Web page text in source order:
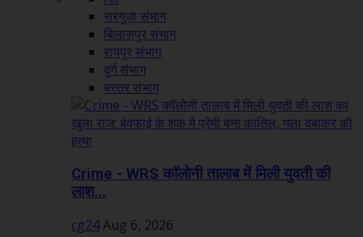
सरगुजा संभाग
बिलासपुर संभाग
रायपुर संभाग
दुर्ग संभाग
बस्तर संभाग
Crime - WRS कॉलोनी तालाब में मिली युवती की
लाश...
cg24Aug 6, 2026